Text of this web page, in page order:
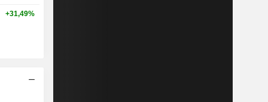
+31,49%